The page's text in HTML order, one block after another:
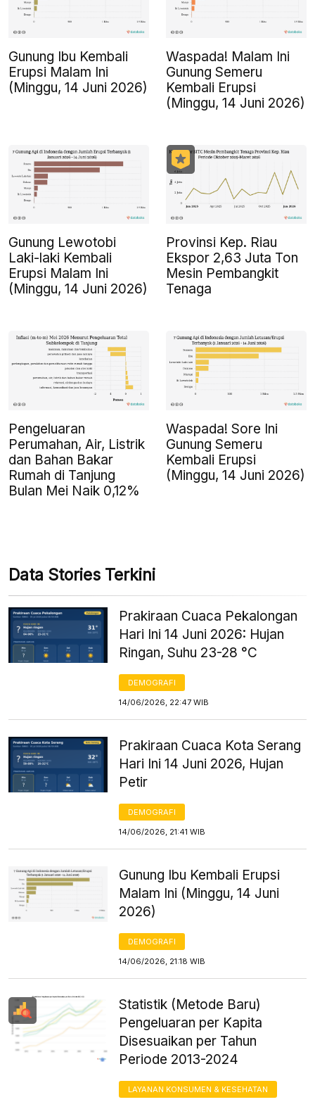
Gunung Ibu Kembali
Erupsi Malam Ini
(Minggu, 14 Juni 2026)
Waspada! Malam Ini
Gunung Semeru
Kembali Erupsi
(Minggu, 14 Juni 2026)
Gunung Lewotobi
Laki-laki Kembali
Erupsi Malam Ini
(Minggu, 14 Juni 2026)
Provinsi Kep. Riau
Ekspor 2,63 Juta Ton
Mesin Pembangkit
Tenaga
Pengeluaran
Perumahan, Air, Listrik
dan Bahan Bakar
Rumah di Tanjung
Bulan Mei Naik 0,12%
Waspada! Sore Ini
Gunung Semeru
Kembali Erupsi
(Minggu, 14 Juni 2026)
Data Stories Terkini
Prakiraan Cuaca Pekalongan
Hari Ini 14 Juni 2026: Hujan
Ringan, Suhu 23-28 °C
DEMOGRAFI
14/06/2026, 22:47 WIB
Prakiraan Cuaca Kota Serang
Hari Ini 14 Juni 2026, Hujan
Petir
DEMOGRAFI
14/06/2026, 21:41 WIB
Gunung Ibu Kembali Erupsi
Malam Ini (Minggu, 14 Juni
2026)
DEMOGRAFI
14/06/2026, 21:18 WIB
Statistik (Metode Baru)
Pengeluaran per Kapita
Disesuaikan per Tahun
Periode 2013-2024
LAYANAN KONSUMEN & KESEHATAN